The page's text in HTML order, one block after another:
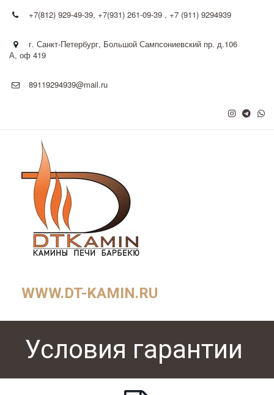
+7(812) 929-49-39, +7(931) 261-09-39 , +7 (911) 9294939
г. Санкт-Петербург, Большой Сампсониевский пр. д.106
А, оф 419
89119294939@mail.ru
WWW.DT-KAMIN.RU
Условия гарантии